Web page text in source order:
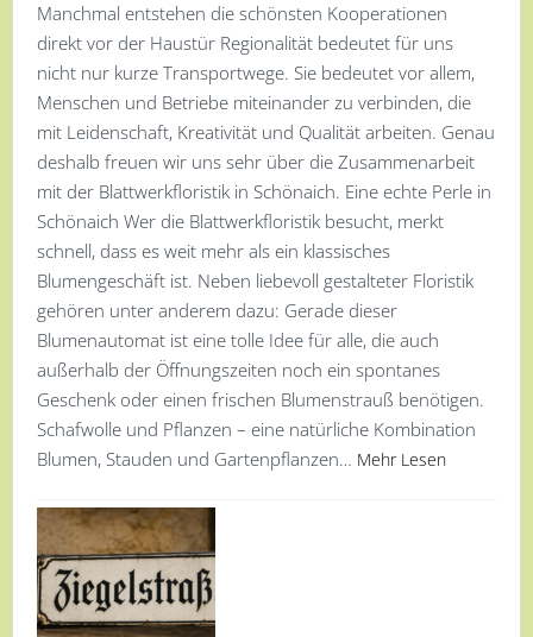
Manchmal entstehen die schönsten Kooperationen
direkt vor der Haustür Regionalität bedeutet für uns
nicht nur kurze Transportwege. Sie bedeutet vor allem,
Menschen und Betriebe miteinander zu verbinden, die
mit Leidenschaft, Kreativität und Qualität arbeiten. Genau
deshalb freuen wir uns sehr über die Zusammenarbeit
mit der Blattwerkfloristik in Schönaich. Eine echte Perle in
Schönaich Wer die Blattwerkfloristik besucht, merkt
schnell, dass es weit mehr als ein klassisches
Blumengeschäft ist. Neben liebevoll gestalteter Floristik
gehören unter anderem dazu: Gerade dieser
Blumenautomat ist eine tolle Idee für alle, die auch
außerhalb der Öffnungszeiten noch ein spontanes
Geschenk oder einen frischen Blumenstrauß benötigen.
Schafwolle und Pflanzen – eine natürliche Kombination
Blumen, Stauden und Gartenpflanzen… Mehr Lesen